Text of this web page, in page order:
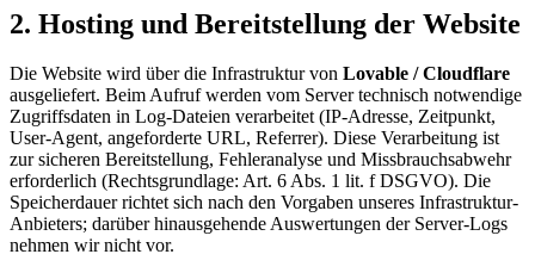
2. Hosting und Bereitstellung der Website
Die Website wird über die Infrastruktur von Lovable / Cloudflare
ausgeliefert. Beim Aufruf werden vom Server technisch notwendige
Zugriffsdaten in Log-Dateien verarbeitet (IP-Adresse, Zeitpunkt,
User-Agent, angeforderte URL, Referrer). Diese Verarbeitung ist
zur sicheren Bereitstellung, Fehleranalyse und Missbrauchsabwehr
erforderlich (Rechtsgrundlage: Art. 6 Abs. 1 lit. f DSGVO). Die
Speicherdauer richtet sich nach den Vorgaben unseres Infrastruktur-
Anbieters; darüber hinausgehende Auswertungen der Server-Logs
nehmen wir nicht vor.